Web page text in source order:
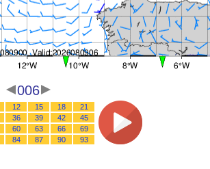
006
12 15 18
21
36 39 42
45
60 63 66
69
84 87 90 93